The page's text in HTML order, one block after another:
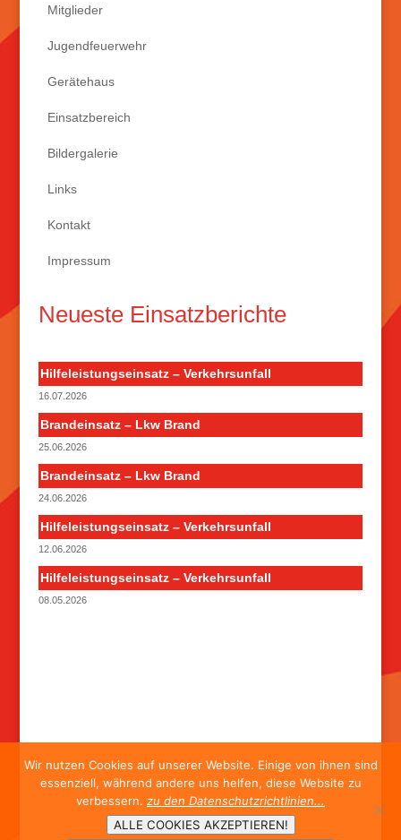
Mitglieder
Jugendfeuerwehr
Gerätehaus
Einsatzbereich
Bildergalerie
Links
Kontakt
Impressum
Neueste Einsatzberichte
Hilfeleistungseinsatz – Verkehrsunfall
16.07.2026
Brandeinsatz – Lkw Brand
25.06.2026
Brandeinsatz – Lkw Brand
24.06.2026
Hilfeleistungseinsatz – Verkehrsunfall
12.06.2026
Hilfeleistungseinsatz – Verkehrsunfall
08.05.2026
Wir nutzen Cookies auf unserer Website. Einige von ihnen sind
essenziell, während andere uns helfen, diese Website zu
verbessern. zu den Datenschutzrichtlinien...
ALLE COOKIES AKZEPTIEREN!